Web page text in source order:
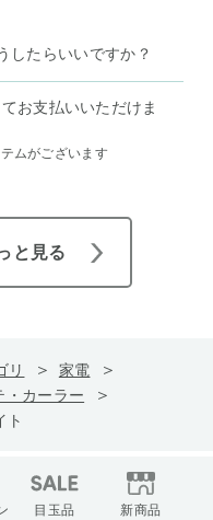
したらいいですか？
お支払いいただけま
ムがございます
と見る
リ
家電
・カーラー
ト
目玉品 新商品